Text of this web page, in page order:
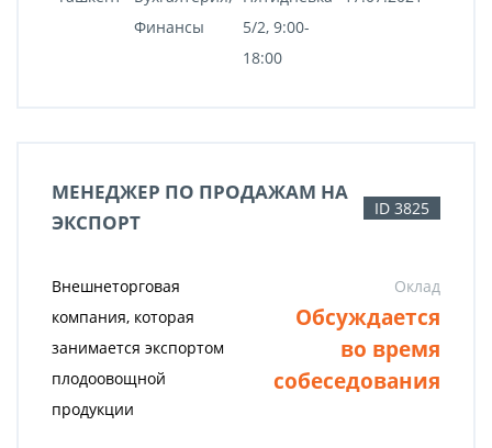
Финансы
5/2, 9:00-
18:00
МЕНЕДЖЕР ПО ПРОДАЖАМ НА
ЭКСПОРТ
ID 3825
Внешнеторговая
компания, которая
занимается экспортом
плодоовощной
продукции
Оклад
Обсуждается
во время
собеседования